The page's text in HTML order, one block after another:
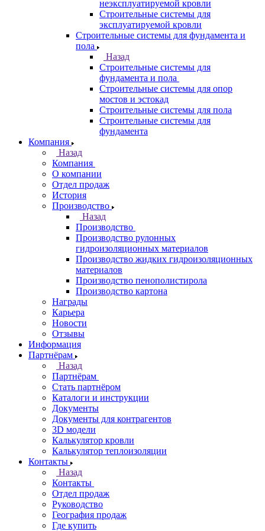
неэксплуатируемой кровли
Строительные системы для
эксплуатируемой кровли
Строительные системы для фундамента и
пола
Назад
Строительные системы для
фундамента и пола
Строительные системы для опор
мостов и эстокад
Строительные системы для пола
Строительные системы для
фундамента
Компания
Назад
Компания
О компании
Отдел продаж
История
Производство
Назад
Производство
Производство рулонных
гидроизоляционных материалов
Производство жидких гидроизоляционных
материалов
Производство пенополистирола
Производство картона
Награды
Карьера
Новости
Отзывы
Информация
Партнёрам
Назад
Партнёрам
Стать партнёром
Каталоги и инструкции
Документы
Документы для контрагентов
3D модели
Калькулятор кровли
Калькулятор теплоизоляции
Контакты
Назад
Контакты
Отдел продаж
Руководство
География продаж
Где купить